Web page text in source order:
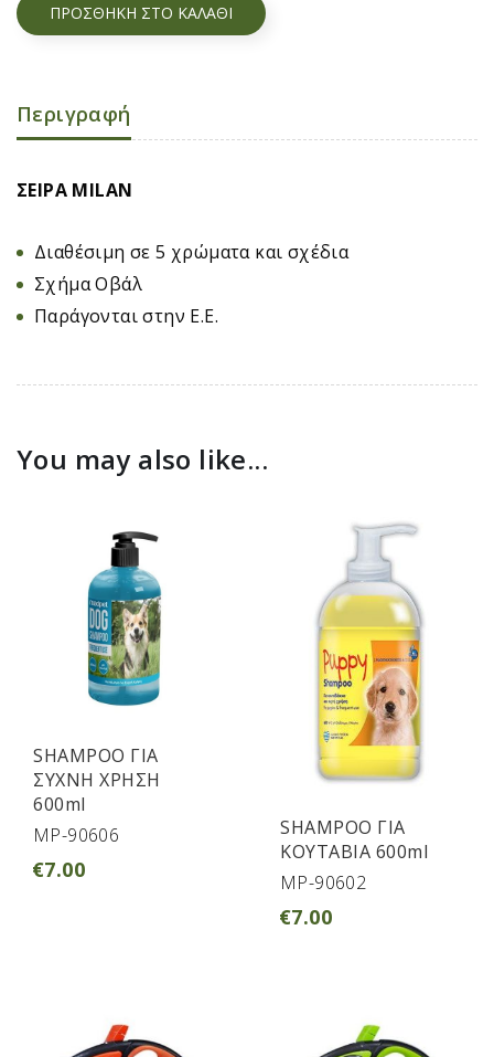
ΠΡΟΣΘΉΚΗ ΣΤΟ ΚΑΛΆΘΙ
Περιγραφή
ΣΕΙΡΑ MILAN
Διαθέσιμη σε 5 χρώματα και σχέδια
Σχήμα Οβάλ
Παράγονται στην Ε.Ε.
You may also like...
SHAMPOO ΓΙΑ
ΣΥΧΝΗ ΧΡΗΣΗ
600ml
MP-90606
€7.00
SHAMPOO ΓΙΑ
ΚΟΥΤΑΒΙΑ 600ml
MP-90602
€7.00